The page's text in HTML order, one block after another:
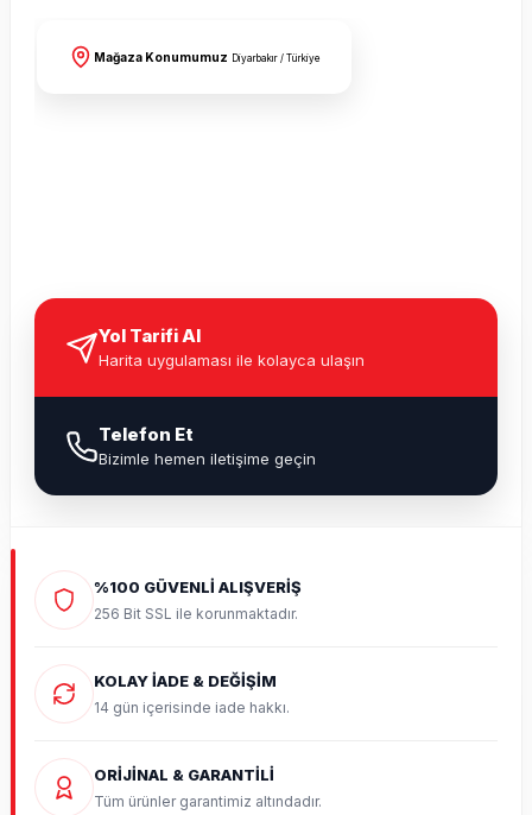
Mağaza Konumumuz Diyarbakır / Türkiye
Yol Tarifi Al
Harita uygulaması ile kolayca ulaşın
Telefon Et
Bizimle hemen iletişime geçin
%100 GÜVENLİ ALIŞVERİŞ
256 Bit SSL ile korunmaktadır.
KOLAY İADE & DEĞİŞİM
14 gün içerisinde iade hakkı.
ORİJİNAL & GARANTİLİ
Tüm ürünler garantimiz altındadır.